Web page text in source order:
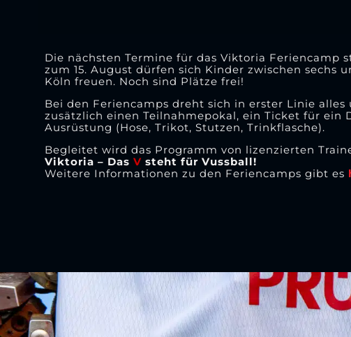
Die nächsten Termine für das Viktoria Feriencamp
zum 15. August dürfen sich Kinder zwischen sechs
Köln freuen. Noch sind Plätze frei!
Bei den Feriencamps dreht sich in erster Linie
zusätzlich einen Teilnahmepokal, ein Ticket für
Ausrüstung (Hose, Trikot, Stutzen, Trinkflasche).
Begleitet wird das Programm von lizenzierten
Viktoria – Das V steht für Vussball!
Weitere Informationen zu den Feriencamps gibt es